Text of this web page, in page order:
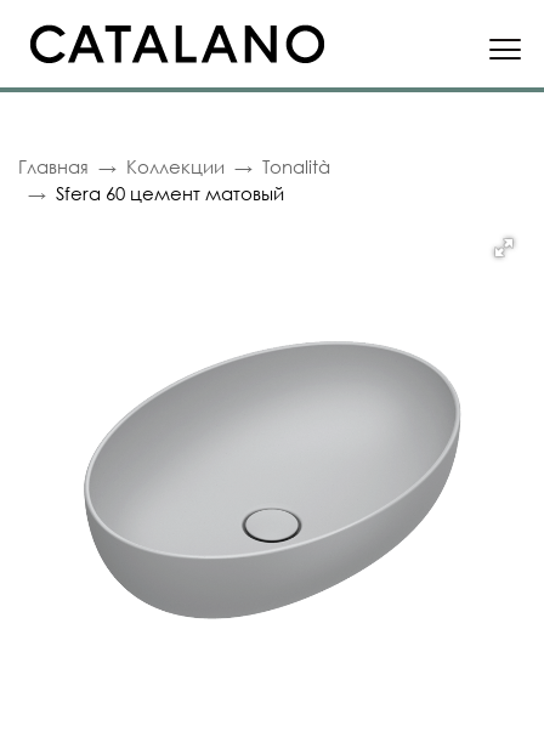
Главная Коллекции
Tonalità
Sfera 60 цемент матовый